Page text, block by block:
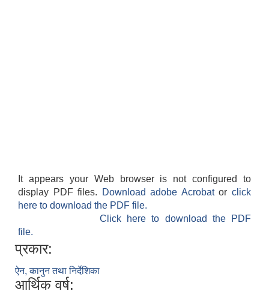
It appears your Web browser is not configured to
display PDF files.
Download adobe Acrobatorclick
here to download the PDF file.
Click here to download the PDF
file.
प्रकार:
ऐन, कानुन तथा निर्देशिका
आर्थिक वर्ष: